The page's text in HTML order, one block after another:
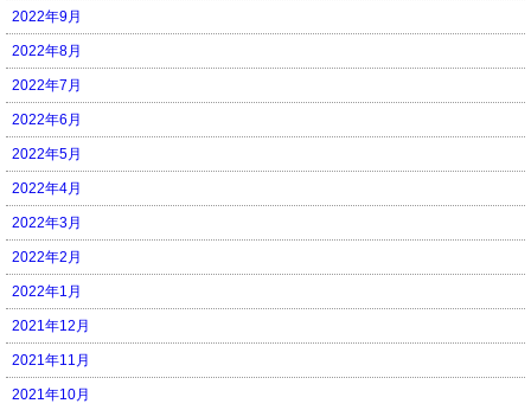
2022年9月
2022年8月
2022年7月
2022年6月
2022年5月
2022年4月
2022年3月
2022年2月
2022年1月
2021年12月
2021年11月
2021年10月